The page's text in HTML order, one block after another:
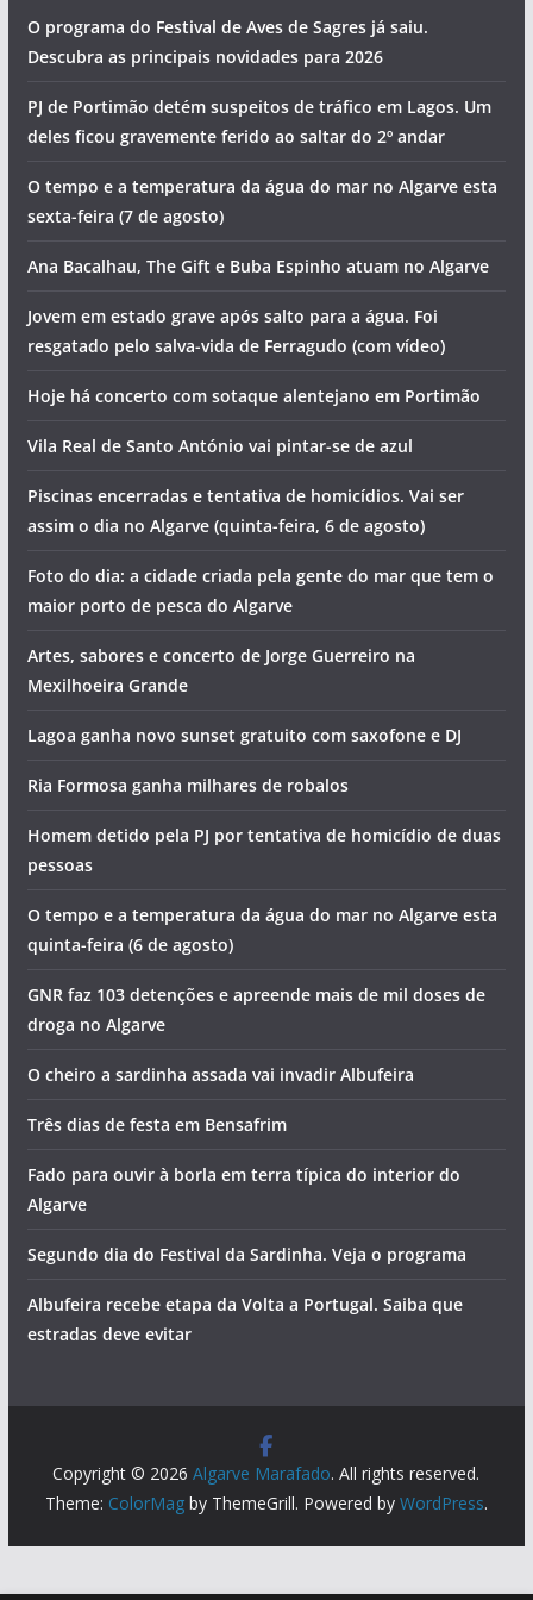
O programa do Festival de Aves de Sagres já saiu.
Descubra as principais novidades para 2026
PJ de Portimão detém suspeitos de tráfico em Lagos. Um
deles ficou gravemente ferido ao saltar do 2º andar
O tempo e a temperatura da água do mar no Algarve esta
sexta-feira (7 de agosto)
Ana Bacalhau, The Gift e Buba Espinho atuam no Algarve
Jovem em estado grave após salto para a água. Foi
resgatado pelo salva-vida de Ferragudo (com vídeo)
Hoje há concerto com sotaque alentejano em Portimão
Vila Real de Santo António vai pintar-se de azul
Piscinas encerradas e tentativa de homicídios. Vai ser
assim o dia no Algarve (quinta-feira, 6 de agosto)
Foto do dia: a cidade criada pela gente do mar que tem o
maior porto de pesca do Algarve
Artes, sabores e concerto de Jorge Guerreiro na
Mexilhoeira Grande
Lagoa ganha novo sunset gratuito com saxofone e DJ
Ria Formosa ganha milhares de robalos
Homem detido pela PJ por tentativa de homicídio de duas
pessoas
O tempo e a temperatura da água do mar no Algarve esta
quinta-feira (6 de agosto)
GNR faz 103 detenções e apreende mais de mil doses de
droga no Algarve
O cheiro a sardinha assada vai invadir Albufeira
Três dias de festa em Bensafrim
Fado para ouvir à borla em terra típica do interior do
Algarve
Segundo dia do Festival da Sardinha. Veja o programa
Albufeira recebe etapa da Volta a Portugal. Saiba que
estradas deve evitar
Copyright © 2026Algarve Marafado. All rights reserved.
Theme: ColorMagby ThemeGrill. Powered by WordPress.